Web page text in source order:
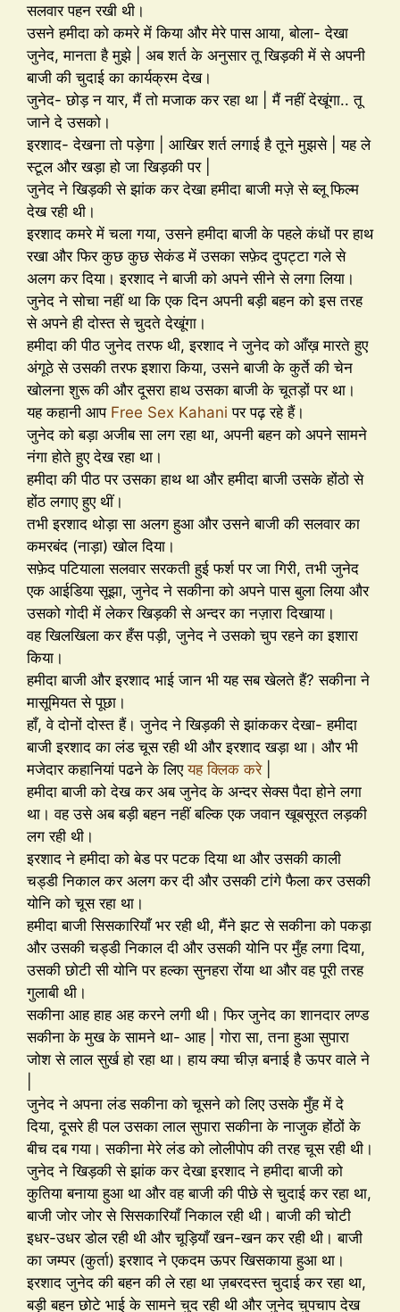
सलवार पहन रखी थी।
उसने हमीदा को कमरे में किया और मेरे पास आया, बोला- देखा
जुनेद, मानता है मुझे | अब शर्त के अनुसार तू खिड़की में से अपनी
बाजी की चुदाई का कार्यक्रम देख।
जुनेद- छोड़ न यार, मैं तो मजाक कर रहा था | मैं नहीं देखूंगा.. तू
जाने दे उसको।
इरशाद- देखना तो पड़ेगा | आखिर शर्त लगाई है तूने मुझसे | यह ले
स्टूल और खड़ा हो जा खिड़की पर |
जुनेद ने खिड़की से झांक कर देखा हमीदा बाजी मज़े से ब्लू फिल्म
देख रही थी।
इरशाद कमरे में चला गया, उसने हमीदा बाजी के पहले कंधों पर हाथ
रखा और फिर कुछ कुछ सेकंड में उसका सफ़ेद दुपट्टा गले से
अलग कर दिया। इरशाद ने बाजी को अपने सीने से लगा लिया।
जुनेद ने सोचा नहीं था कि एक दिन अपनी बड़ी बहन को इस तरह
से अपने ही दोस्त से चुदते देखूंगा।
हमीदा की पीठ जुनेद तरफ थी, इरशाद ने जुनेद को आँख़ मारते हुए
अंगूठे से उसकी तरफ इशारा किया, उसने बाजी के कुर्ते की चेन
खोलना शुरू की और दूसरा हाथ उसका बाजी के चूतड़ों पर था।
यह कहानी आप Free Sex Kahani पर पढ़ रहे हैं।
जुनेद को बड़ा अजीब सा लग रहा था, अपनी बहन को अपने सामने
नंगा होते हुए देख रहा था।
हमीदा की पीठ पर उसका हाथ था और हमीदा बाजी उसके होंठो से
होंठ लगाए हुए थीं।
तभी इरशाद थोड़ा सा अलग हुआ और उसने बाजी की सलवार का
कमरबंद (नाड़ा) खोल दिया।
सफ़ेद पटियाला सलवार सरकती हुई फर्श पर जा गिरी, तभी जुनेद
एक आईडिया सूझा, जुनेद ने सकीना को अपने पास बुला लिया और
उसको गोदी में लेकर खिड़की से अन्दर का नज़ारा दिखाया।
वह खिलखिला कर हँस पड़ी, जुनेद ने उसको चुप रहने का इशारा
किया।
हमीदा बाजी और इरशाद भाई जान भी यह सब खेलते हैं? सकीना ने
मासूमियत से पूछा।
हाँ, वे दोनों दोस्त हैं। जुनेद ने खिड़की से झांककर देखा- हमीदा
बाजी इरशाद का लंड चूस रही थी और इरशाद खड़ा था। और भी
मजेदार कहानियां पढने के लिएयह क्लिक करे|
हमीदा बाजी को देख कर अब जुनेद के अन्दर सेक्स पैदा होने लगा
था। वह उसे अब बड़ी बहन नहीं बल्कि एक जवान खूबसूरत लड़की
लग रही थी।
इरशाद ने हमीदा को बेड पर पटक दिया था और उसकी काली
चड्डी निकाल कर अलग कर दी और उसकी टांगे फैला कर उसकी
योनि को चूस रहा था।
हमीदा बाजी सिसकारियाँ भर रही थी, मैंने झट से सकीना को पकड़ा
और उसकी चड्डी निकाल दी और उसकी योनि पर मुँह लगा दिया,
उसकी छोटी सी योनि पर हल्का सुनहरा रोंया था और वह पूरी तरह
गुलाबी थी।
सकीना आह हाह अह करने लगी थी। फिर जुनेद का शानदार लण्ड
सकीना के मुख के सामने था- आह | गोरा सा, तना हुआ सुपारा
जोश से लाल सुर्ख हो रहा था। हाय क्या चीज़ बनाई है ऊपर वाले ने
जुनेद ने अपना लंड सकीना को चूसने को लिए उसके मुँह में दे
दिया, दूसरे ही पल उसका लाल सुपारा सकीना के नाजुक होंठों के
बीच दब गया। सकीना मेरे लंड को लोलीपोप की तरह चूस रही थी।
जुनेद ने खिड़की से झांक कर देखा इरशाद ने हमीदा बाजी को
कुतिया बनाया हुआ था और वह बाजी की पीछे से चुदाई कर रहा था,
बाजी जोर जोर से सिसकारियाँ निकाल रही थी। बाजी की चोटी
इधर-उधर डोल रही थी और चूड़ियाँ खन-खन कर रही थी। बाजी
का जम्पर (कुर्ता) इरशाद ने एकदम ऊपर खिसकाया हुआ था।
इरशाद जुनेद की बहन की ले रहा था ज़बरदस्त चुदाई कर रहा था,
बड़ी बहन छोटे भाई के सामने चुद रही थी और जुनेद चुपचाप देख